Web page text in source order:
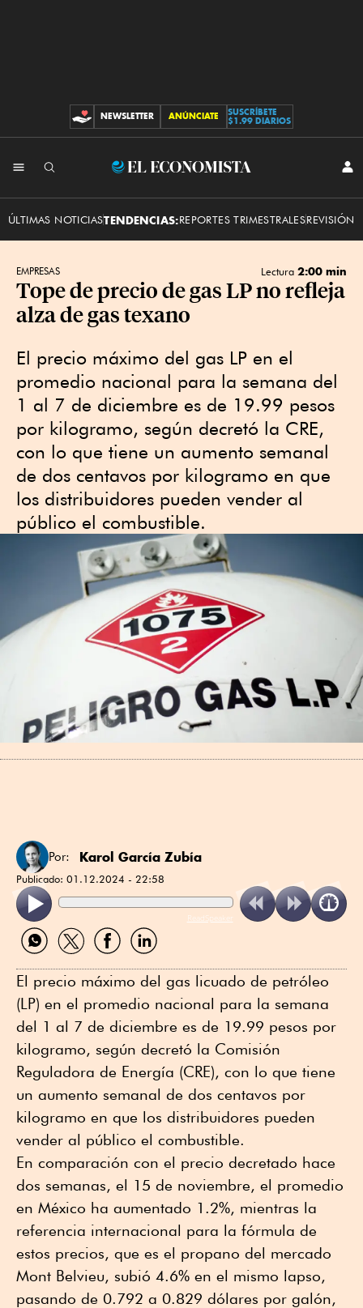
CONTRIBUCIONES
NEWSLETTER ANÚNCIATE
SUSCRÍBETE
$1.99 DIARIOS
El
ÚLTIMAS NOTICIASTENDENCIAS:REPORTES TRIMESTRALESREVISIÓN
EMPRESAS Lectura 2:00 min
Tope de precio de gas LP no refleja
alza de gas texano
El precio máximo del gas LP en el
promedio nacional para la semana del
1 al 7 de diciembre es de 19.99 pesos
por kilogramo, según decretó la CRE,
con lo que tiene un aumento semanal
de dos centavos por kilogramo en que
los distribuidores pueden vender al
público el combustible.
Por: Karol García Zubía
Publicado: 01.12.2024 - 22:58
ReadSpeaker
Compartir
por
Compartir
por
Compartir
por
Compartir
por
El precio máximo del gas licuado de petróleo
(LP) en el promedio nacional para la semana
del 1 al 7 de diciembre es de 19.99 pesos por
kilogramo, según decretó la Comisión
Reguladora de Energía (CRE), con lo que tiene
un aumento semanal de dos centavos por
kilogramo en que los distribuidores pueden
vender al público el combustible.
En comparación con el precio decretado hace
dos semanas, el 15 de noviembre, el promedio
en México ha aumentado 1.2%, mientras la
referencia internacional para la fórmula de
estos precios, que es el propano del mercado
Mont Belvieu, subió 4.6% en el mismo lapso,
pasando de 0.792 a 0.829 dólares por galón,